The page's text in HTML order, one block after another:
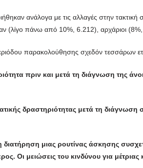
ανάλογα με τις αλλαγές στην
(λίγο πάνω από 10%, 6.212), αρχάριοι
παρακολούθησης σχεδόν τεσσάρων
πριν και μετά τη διάγνωση της
δραστηριότητας μετά τη
διατήρηση μιας ρουτίνας άσκησης
Οι μειώσεις του κινδύνου για